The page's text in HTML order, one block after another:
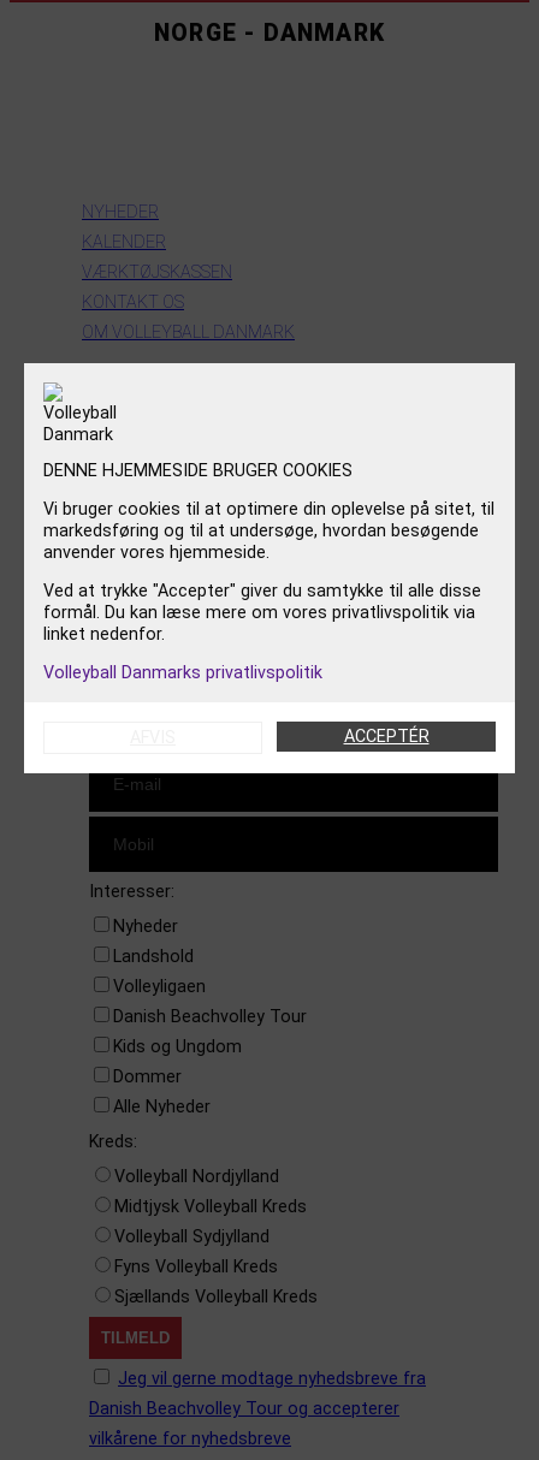
NORGE - DANMARK
NYHEDER
KALENDER
VÆRKTØJSKASSEN
KONTAKT OS
OM VOLLEYBALL DANMARK
FØLG OS
Instagramhttps://www.facebook.com/danishbeachvolleytour LinkedIn
TILMELD NYHEDSBREV
Interesser:
Nyheder
Landshold
Volleyligaen
Danish Beachvolley Tour
Kids og Ungdom
Dommer
Alle Nyheder
Kreds:
Volleyball Nordjylland
Midtjysk Volleyball Kreds
Volleyball Sydjylland
Fyns Volleyball Kreds
Sjællands Volleyball Kreds
Jeg vil gerne modtage nyhedsbreve fra
Danish Beachvolley Tour og accepterer
vilkårene for nyhedsbreve
DENNE HJEMMESIDE BRUGER COOKIES
Vi bruger cookies til at optimere din oplevelse på sitet, til
markedsføring og til at undersøge, hvordan besøgende
anvender vores hjemmeside.
Ved at trykke "Accepter" giver du samtykke til alle disse
formål. Du kan læse mere om vores privatlivspolitik via
linket nedenfor.
Volleyball Danmarks privatlivspolitik
ACCEPTÉR